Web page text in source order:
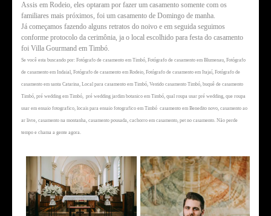
Assis em Rodeio, eles optaram por fazer um casamento somente com os
familiares mais próximos, foi um casamento de Domingo de manha.
Já começamos fazendo alguns retratos do noivo e em seguida seguimos
conforme protocolo da cerimônia, ja o local escolhido para festa do casamento
foi Villa Gourmand em Timbó.
Se você esta buscando por: Fotógrafo de casamento em Timbó, Fotógrafo de casamento em Blumenau, Fotógrafo
de casamento em Indaial, Fotógrafo de casamento em Rodeio, Fotógrafo de casamento em Itajaí, Fotógrafo de
casamento em santa Catarina, Local para casamento em Timbó, Vestido casamento Timbó, buquê de casamento
Timbó, pré wedding em Timbó, pré wedding jardim botanico em Timbó, qual roupa usar pré wedding, que roupa
usar em ensaio fotografico, locais para ensaio fotografico em Timbó casamento em Benedito novo, casamento ao
ar livre, casamento na montanha, casamento pousada, cachorro em casamento, pet no casamento. Não perde
tempo e chama a gente agora.